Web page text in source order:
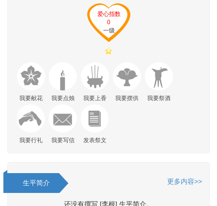
爱心指数
0
一级
我要献花 我要点烛 我要上香 我要摆供 我要祭酒
我要行礼 我要写信 发表祭文
生平简介 更多内容>>
还没有撰写 [李根] 生平简介。